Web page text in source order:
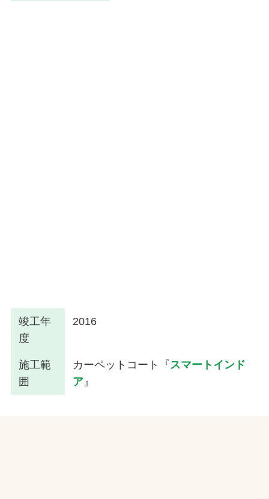
竣工年
度
2016
施工範
囲
カーペットコート『 スマートインド
ア 』